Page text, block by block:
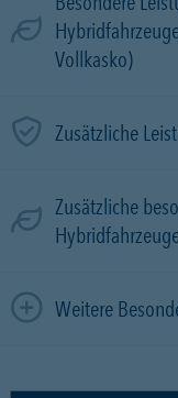
Vollkasko)
Zusätzliche
Zusätzliche
Weitere